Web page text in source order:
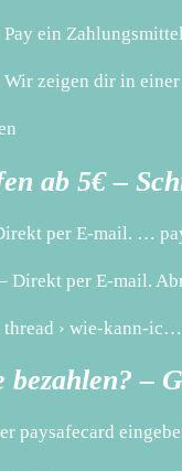
ein
zeigen dir in
ab 5€ –
per E-mail. …
Direkt per E-mail.
thread › wie-kann-ic…
–
paysafecard